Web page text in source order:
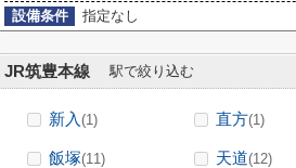
設備条件
指定なし
JR筑豊本線 駅で絞り込む
新入 (1) 直方(1)
飯塚(11) 天道(12)